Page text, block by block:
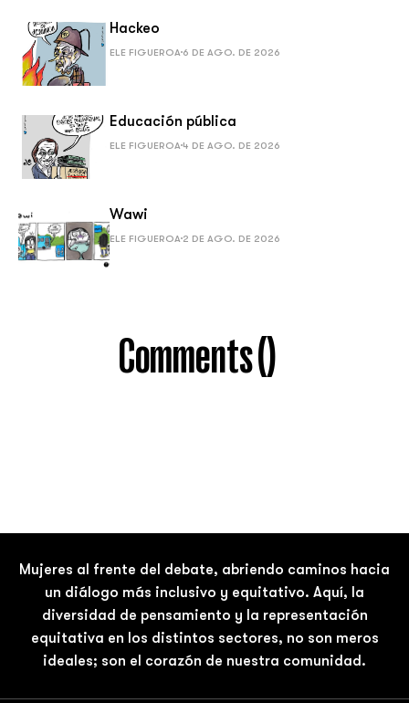
Hackeo
ELE FIGUEROA 6 DE AGO. DE 2026
Educación pública
ELE FIGUEROA 4 DE AGO. DE 2026
Wawi
ELE FIGUEROA 2 DE AGO. DE 2026
Comments ()
Mujeres al frente del debate, abriendo caminos hacia
un diálogo más inclusivo y equitativo. Aquí, la
diversidad de pensamiento y la representación
equitativa en los distintos sectores, no son meros
ideales; son el corazón de nuestra comunidad.